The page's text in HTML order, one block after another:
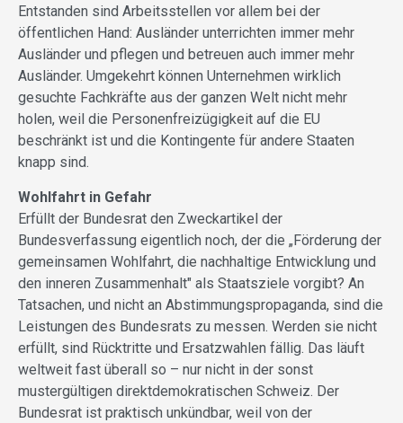
Entstanden sind Arbeitsstellen vor allem bei der
öffentlichen Hand: Ausländer unterrichten immer mehr
Ausländer und pflegen und betreuen auch immer mehr
Ausländer. Umgekehrt können Unternehmen wirklich
gesuchte Fachkräfte aus der ganzen Welt nicht mehr
holen, weil die Personenfreizügigkeit auf die EU
beschränkt ist und die Kontingente für andere Staaten
knapp sind.
Wohlfahrt in Gefahr
Erfüllt der Bundesrat den Zweckartikel der
Bundesverfassung eigentlich noch, der die „Förderung der
gemeinsamen Wohlfahrt, die nachhaltige Entwicklung und
den inneren Zusammenhalt" als Staatsziele vorgibt? An
Tatsachen, und nicht an Abstimmungspropaganda, sind die
Leistungen des Bundesrats zu messen. Werden sie nicht
erfüllt, sind Rücktritte und Ersatzwahlen fällig. Das läuft
weltweit fast überall so – nur nicht in der sonst
mustergültigen direktdemokratischen Schweiz. Der
Bundesrat ist praktisch unkündbar, weil von der